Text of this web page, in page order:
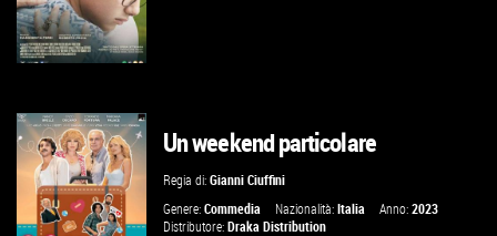
GUARDA IL TRAILER
VAI ALLA SCHEDA
Un weekend particolare
Regia di:Gianni Ciuffini
Genere:Commedia Nazionalità:Italia Anno:2023
Distributore:Draka Distribution